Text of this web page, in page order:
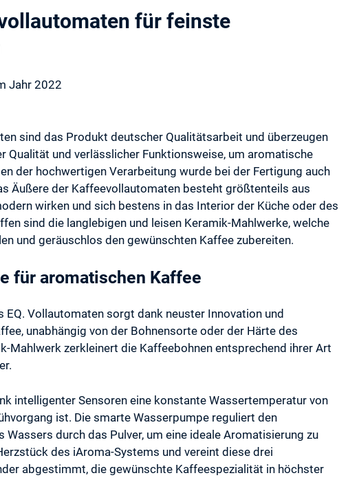
für feinste
Jahr 2022
sind das Produkt deutscher Qualitätsarbeit und überzeugen
Qualität und verlässlicher Funktionsweise, um aromatische
der hochwertigen Verarbeitung wurde bei der Fertigung auch
Äußere der Kaffeevollautomaten besteht größtenteils aus
wirken und sich bestens in das Interior der Küche oder des
sind die langlebigen und leisen Keramik-Mahlwerke, welche
und geräuschlos den gewünschten Kaffee zubereiten.
für aromatischen Kaffee
EQ. Vollautomaten sorgt dank neuster Innovation und
unabhängig von der Bohnensorte oder der Härte des
Mahlwerk zerkleinert die Kaffeebohnen entsprechend ihrer Art
intelligenter Sensoren eine konstante Wassertemperatur von
ist. Die smarte Wasserpumpe reguliert den
durch das Pulver, um eine ideale Aromatisierung zu
des iAroma-Systems und vereint diese drei
abgestimmt, die gewünschte Kaffeespezialität in höchster